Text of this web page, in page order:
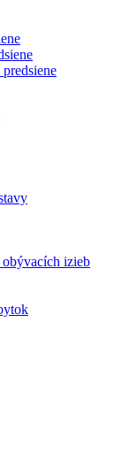
izieb